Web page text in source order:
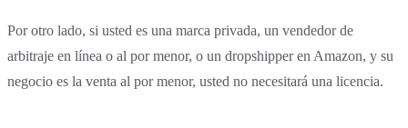
Por otro lado, si usted es una marca privada, un vendedor de
arbitraje en línea o al por menor, o un dropshipper en Amazon, y su
negocio es la venta al por menor, usted no necesitará una licencia.